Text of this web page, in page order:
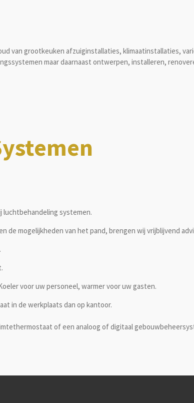
van grootkeuken afzuiginstallaties, klimaatinstallaties,
maar daarnaast ontwerpen, installeren,
luchtbehandeling systemen.
de mogelijkheden van het pand, brengen wij vrijblijvend
voor uw personeel, warmer voor uw gasten.
in de werkplaats dan op kantoor.
of een analoog of digitaal